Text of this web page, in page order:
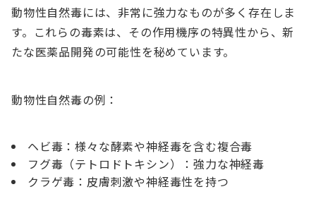
動物性自然毒には、非常に強力なものが多く存在しま
す。これらの毒素は、その作用機序の特異性から、新
たな医薬品開発の可能性を秘めています。
動物性自然毒の例：
ヘビ毒：様々な酵素や神経毒を含む複合毒
フグ毒（テトロドトキシン）：強力な神経毒
クラゲ毒：皮膚刺激や神経毒性を持つ